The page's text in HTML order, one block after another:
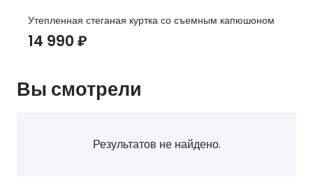
Утепленная стеганая куртка со съемным капюшоном
14 990 ₽
Вы смотрели
Результатов не найдено.